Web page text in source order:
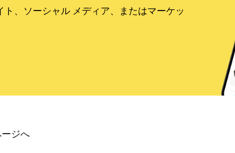
、ソーシャル メディア、またはマーケッ
ージへ